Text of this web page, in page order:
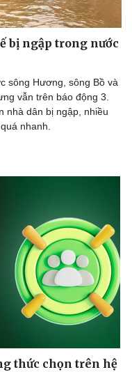
bị ngập trong nước
sông Hương, sông Bồ và
vẫn trên báo động 3.
nhà dân bị ngập, nhiều
nhanh.
thức chọn trên hệ